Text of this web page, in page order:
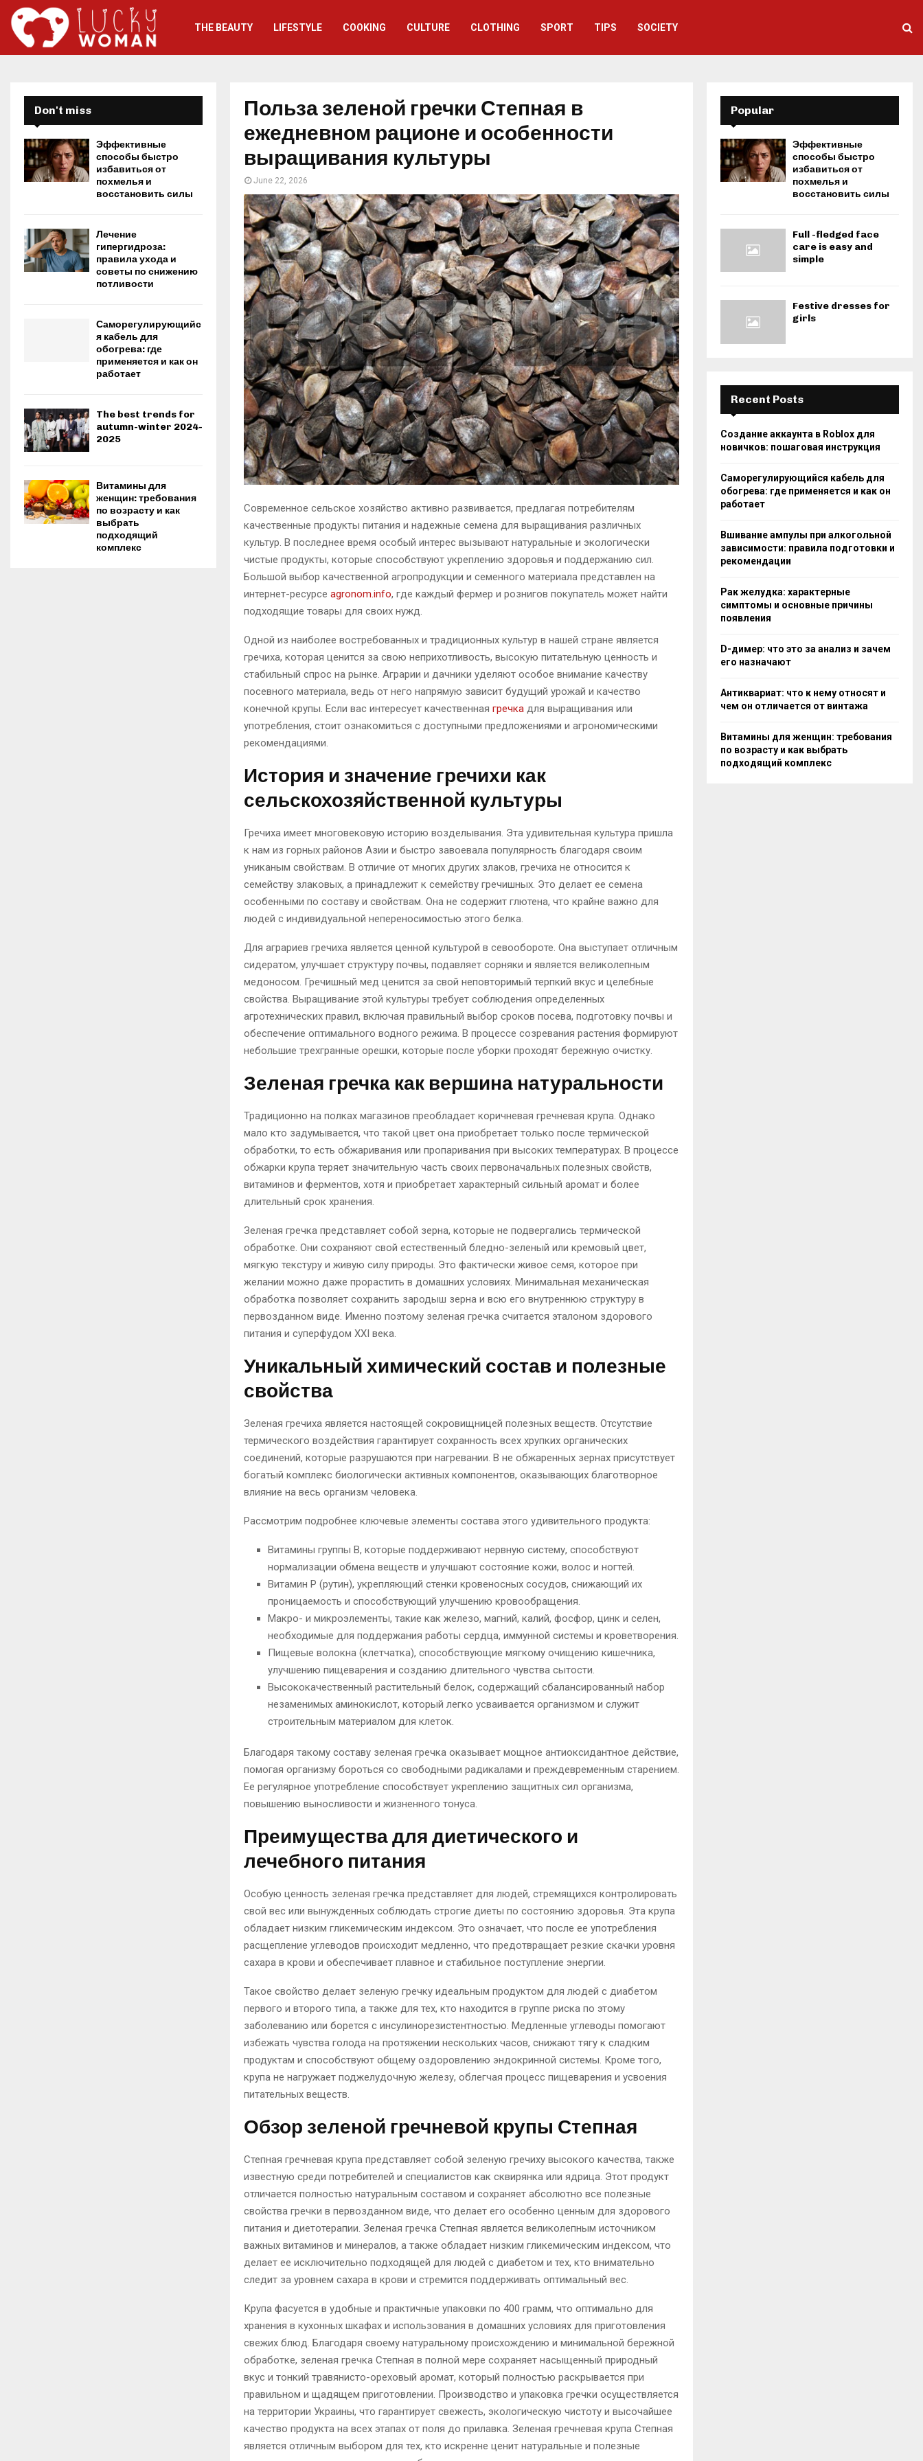
THE BEAUTY LIFESTYLE СOOKING CULTURE CLOTHING SPORT TIPS SOCIETY
Польза зеленой гречки Степная в
ежедневном рационе и особенности
выращивания культуры
June 22, 2026
Современное сельское хозяйство активно развивается, предлагая потребителям
качественные продукты питания и надежные семена для выращивания различных
культур. В последнее время особый интерес вызывают натуральные и экологически
чистые продукты, которые способствуют укреплению здоровья и поддержанию сил.
Большой выбор качественной агропродукции и семенного материала представлен на
интернет-ресурсе agronom.info, где каждый фермер и рознигов покупатель может найти
подходящие товары для своих нужд.
Одной из наиболее востребованных и традиционных культур в нашей стране является
гречиха, которая ценится за свою неприхотливость, высокую питательную ценность и
стабильный спрос на рынке. Аграрии и дачники уделяют особое внимание качеству
посевного материала, ведь от него напрямую зависит будущий урожай и качество
конечной крупы. Если вас интересует качественная гречка для выращивания или
употребления, стоит ознакомиться с доступными предложениями и агрономическими
рекомендациями.
История и значение гречихи как
сельскохозяйственной культуры
Гречиха имеет многовековую историю возделывания. Эта удивительная культура пришла
к нам из горных районов Азии и быстро завоевала популярность благодаря своим
униканым свойствам. В отличие от многих других злаков, гречиха не относится к
семейству злаковых, а принадлежит к семейству гречишных. Это делает ее семена
особенными по составу и свойствам. Она не содержит глютена, что крайне важно для
людей с индивидуальной непереносимостью этого белка.
Для аграриев гречиха является ценной культурой в севообороте. Она выступает отличным
сидератом, улучшает структуру почвы, подавляет сорняки и является великолепным
медоносом. Гречишный мед ценится за свой неповторимый терпкий вкус и целебные
свойства. Выращивание этой культуры требует соблюдения определенных
агротехнических правил, включая правильный выбор сроков посева, подготовку почвы и
обеспечение оптимального водного режима. В процессе созревания растения формируют
небольшие трехгранные орешки, которые после уборки проходят бережную очистку.
Зеленая гречка как вершина натуральности
Традиционно на полках магазинов преобладает коричневая гречневая крупа. Однако
мало кто задумывается, что такой цвет она приобретает только после термической
обработки, то есть обжаривания или пропаривания при высоких температурах. В процессе
обжарки крупа теряет значительную часть своих первоначальных полезных свойств,
витаминов и ферментов, хотя и приобретает характерный сильный аромат и более
длительный срок хранения.
Зеленая гречка представляет собой зерна, которые не подвергались термической
обработке. Они сохраняют свой естественный бледно-зеленый или кремовый цвет,
мягкую текстуру и живую силу природы. Это фактически живое семя, которое при
желании можно даже прорастить в домашних условиях. Минимальная механическая
обработка позволяет сохранить зародыш зерна и всю его внутреннюю структуру в
первозданном виде. Именно поэтому зеленая гречка считается эталоном здорового
питания и суперфудом XXI века.
Уникальный химический состав и полезные
свойства
Зеленая гречиха является настоящей сокровищницей полезных веществ. Отсутствие
термического воздействия гарантирует сохранность всех хрупких органических
соединений, которые разрушаются при нагревании. В не обжаренных зернах присутствует
богатый комплекс биологически активных компонентов, оказывающих благотворное
влияние на весь организм человека.
Рассмотрим подробнее ключевые элементы состава этого удивительного продукта:
Витамины группы B, которые поддерживают нервную систему, способствуют
нормализации обмена веществ и улучшают состояние кожи, волос и ногтей.
Витамин P (рутин), укрепляющий стенки кровеносных сосудов, снижающий их
проницаемость и способствующий улучшению кровообращения.
Макро- и микроэлементы, такие как железо, магний, калий, фосфор, цинк и селен,
необходимые для поддержания работы сердца, иммунной системы и кроветворения.
Пищевые волокна (клетчатка), способствующие мягкому очищению кишечника,
улучшению пищеварения и созданию длительного чувства сытости.
Высококачественный растительный белок, содержащий сбалансированный набор
незаменимых аминокислот, который легко усваивается организмом и служит
строительным материалом для клеток.
Благодаря такому составу зеленая гречка оказывает мощное антиоксидантное действие,
помогая организму бороться со свободными радикалами и преждевременным старением.
Ее регулярное употребление способствует укреплению защитных сил организма,
повышению выносливости и жизненного тонуса.
Преимущества для диетического и
лечебного питания
Особую ценность зеленая гречка представляет для людей, стремящихся контролировать
свой вес или вынужденных соблюдать строгие диеты по состоянию здоровья. Эта крупа
обладает низким гликемическим индексом. Это означает, что после ее употребления
расщепление углеводов происходит медленно, что предотвращает резкие скачки уровня
сахара в крови и обеспечивает плавное и стабильное поступление энергии.
Такое свойство делает зеленую гречку идеальным продуктом для людей с диабетом
первого и второго типа, а также для тех, кто находится в группе риска по этому
заболеванию или борется с инсулинорезистентностью. Медленные углеводы помогают
избежать чувства голода на протяжении нескольких часов, снижают тягу к сладким
продуктам и способствуют общему оздоровлению эндокринной системы. Кроме того,
крупа не нагружает поджелудочную железу, облегчая процесс пищеварения и усвоения
питательных веществ.
Обзор зеленой гречневой крупы Степная
Степная гречневая крупа представляет собой зеленую гречиху высокого качества, также
известную среди потребителей и специалистов как сквирянка или ядрица. Этот продукт
отличается полностью натуральным составом и сохраняет абсолютно все полезные
свойства гречки в первозданном виде, что делает его особенно ценным для здорового
питания и диетотерапии. Зеленая гречка Степная является великолепным источником
важных витаминов и минералов, а также обладает низким гликемическим индексом, что
делает ее исключительно подходящей для людей с диабетом и тех, кто внимательно
следит за уровнем сахара в крови и стремится поддерживать оптимальный вес.
Крупа фасуется в удобные и практичные упаковки по 400 грамм, что оптимально для
хранения в кухонных шкафах и использования в домашних условиях для приготовления
свежих блюд. Благодаря своему натуральному происхождению и минимальной бережной
обработке, зеленая гречка Степная в полной мере сохраняет насыщенный природный
вкус и тонкий травянисто-ореховый аромат, который полностью раскрывается при
правильном и щадящем приготовлении. Производство и упаковка гречки осуществляется
на территории Украины, что гарантирует свежесть, экологическую чистоту и высочайшее
качество продукта на всех этапах от поля до прилавка. Зеленая гречневая крупа Степная
является отличным выбором для тех, кто искренне ценит натуральные и полезные
Don't miss
Эффективные
способы быстро
избавиться от
похмелья и
восстановить силы
Лечение
гипергидроза:
правила ухода и
советы по снижению
потливости
Саморегулирующийс
я кабель для
обогрева: где
применяется и как он
работает
The best trends for
autumn-winter 2024-
2025
Витамины для
женщин: требования
по возрасту и как
выбрать
подходящий
комплекс
Popular
Эффективные
способы быстро
избавиться от
похмелья и
восстановить силы
Full -fledged face
care is easy and
simple
Festive dresses for
girls
Recent Posts
Создание аккаунта в Roblox для
новичков: пошаговая инструкция
Саморегулирующийся кабель для
обогрева: где применяется и как он
работает
Вшивание ампулы при алкогольной
зависимости: правила подготовки и
рекомендации
Рак желудка: характерные
симптомы и основные причины
появления
D-димер: что это за анализ и зачем
его назначают
Антиквариат: что к нему относят и
чем он отличается от винтажа
Витамины для женщин: требования
по возрасту и как выбрать
подходящий комплекс